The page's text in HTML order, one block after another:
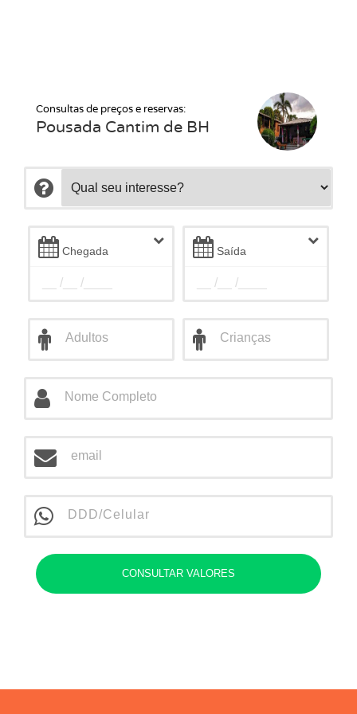
Consultas de preços e reservas:
Pousada Cantim de BH
Chegada
__ /__ /____
Saída
__ /__ /____
CONSULTAR VALORES